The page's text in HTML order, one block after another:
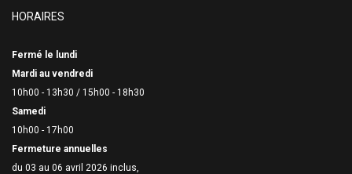
HORAIRES
Fermé le lundi
Mardi au vendredi
10h00 - 13h30 / 15h00 - 18h30
Samedi
10h00 - 17h00
Fermeture annuelles
du 03 au 06 avril 2026 inclus,